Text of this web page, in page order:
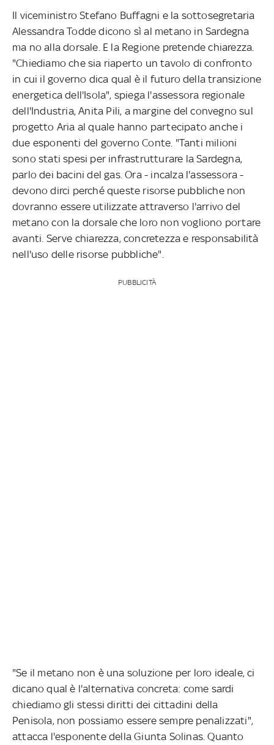
Il viceministro Stefano Buffagni e la sottosegretaria
Alessandra Todde dicono sì al metano in Sardegna
ma no alla dorsale. E la Regione pretende chiarezza.
"Chiediamo che sia riaperto un tavolo di confronto
in cui il governo dica qual è il futuro della transizione
energetica dell'Isola", spiega l'assessora regionale
dell'Industria, Anita Pili, a margine del convegno sul
progetto Aria al quale hanno partecipato anche i
due esponenti del governo Conte. "Tanti milioni
sono stati spesi per infrastrutturare la Sardegna,
parlo dei bacini del gas. Ora - incalza l'assessora -
devono dirci perché queste risorse pubbliche non
dovranno essere utilizzate attraverso l'arrivo del
metano con la dorsale che loro non vogliono portare
avanti. Serve chiarezza, concretezza e responsabilità
nell'uso delle risorse pubbliche".
PUBBLICITÀ
"Se il metano non è una soluzione per loro ideale, ci
dicano qual è l'alternativa concreta: come sardi
chiediamo gli stessi diritti dei cittadini della
Penisola, non possiamo essere sempre penalizzati",
attacca l'esponente della Giunta Solinas. Quanto